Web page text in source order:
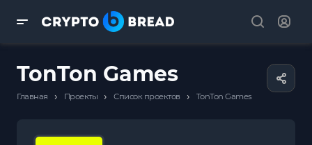
TonTon Games
Главная › Проекты › Список проектов › TonTon Games